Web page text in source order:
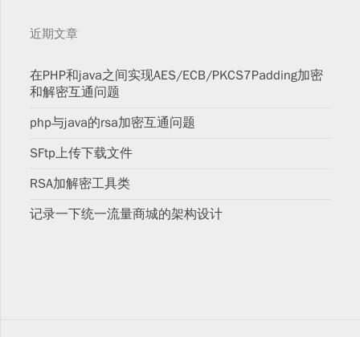
近期文章
在PHP和java之间实现AES/ECB/PKCS7Padding加密
和解密互通问题
php与java的rsa加密互通问题
SFtp上传下载文件
RSA加解密工具类
记录一下统一流量商城的架构设计